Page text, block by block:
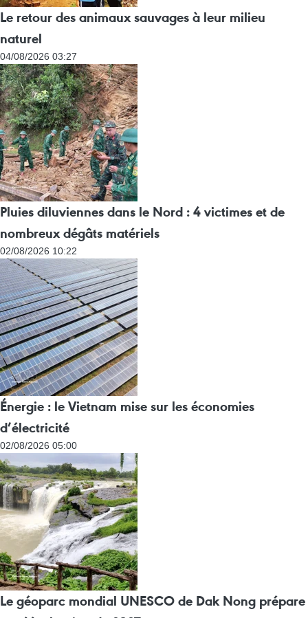
Le retour des animaux sauvages à leur milieu
naturel
04/08/2026 03:27
Pluies diluviennes dans le Nord : 4 victimes et de
nombreux dégâts matériels
02/08/2026 10:22
Énergie : le Vietnam mise sur les économies
d’électricité
02/08/2026 05:00
Le géoparc mondial UNESCO de Dak Nong prépare